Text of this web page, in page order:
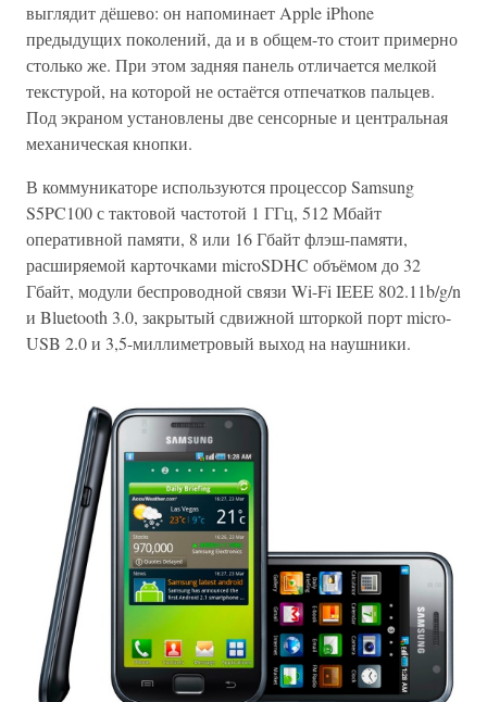
выглядит дёшево: он напоминает Apple iPhone
предыдущих поколений, да и в общем-то стоит примерно
столько же. При этом задняя панель отличается мелкой
текстурой, на которой не остаётся отпечатков пальцев.
Под экраном установлены две сенсорные и центральная
механическая кнопки.
В коммуникаторе используются процессор Samsung
S5PC100 с тактовой частотой 1 ГГц, 512 Мбайт
оперативной памяти, 8 или 16 Гбайт флэш-памяти,
расширяемой карточками microSDHC объёмом до 32
Гбайт, модули беспроводной связи Wi-Fi IEEE 802.11b/g/n
и Bluetooth 3.0, закрытый сдвижной шторкой порт micro-
USB 2.0 и 3,5-миллиметровый выход на наушники.